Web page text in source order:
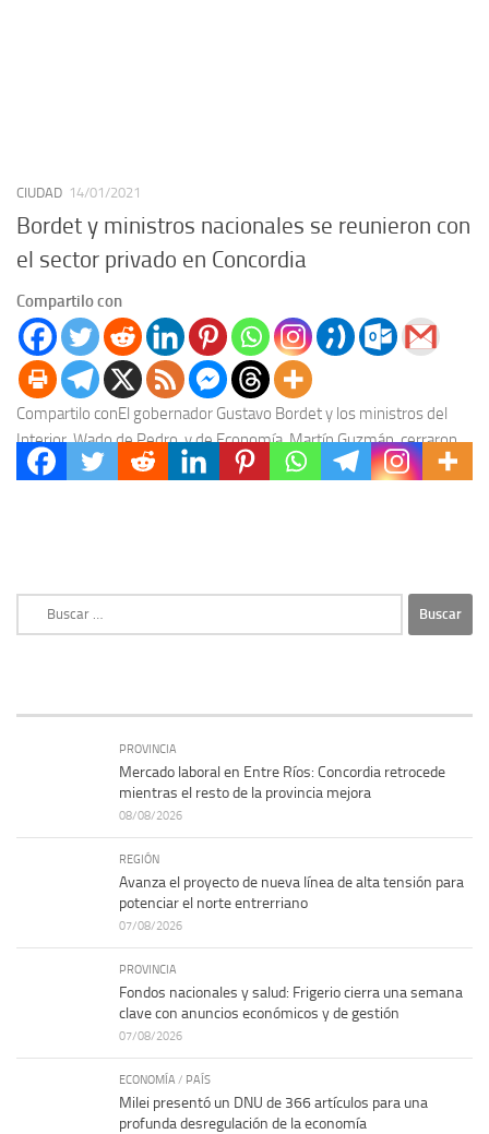
CIUDAD 14/01/2021
Bordet y ministros nacionales se reunieron con
el sector privado en Concordia
Compartilo con
Compartilo conEl gobernador Gustavo Bordet y los ministros del
Interior, Wado de Pedro, y de Economía, Martín Guzmán, cerraron
en Concordia una jornada de trabajo...
PROVINCIA
Mercado laboral en Entre Ríos: Concordia retrocede
mientras el resto de la provincia mejora
08/08/2026
REGIÓN
Avanza el proyecto de nueva línea de alta tensión para
potenciar el norte entrerriano
07/08/2026
PROVINCIA
Fondos nacionales y salud: Frigerio cierra una semana
clave con anuncios económicos y de gestión
07/08/2026
ECONOMÍA / PAÍS
Milei presentó un DNU de 366 artículos para una
profunda desregulación de la economía